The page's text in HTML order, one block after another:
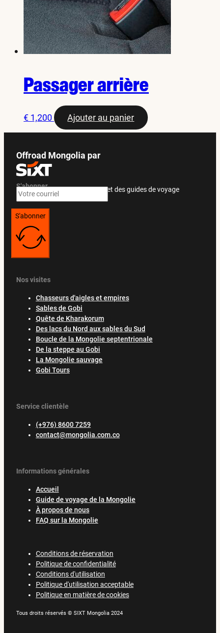
Passager arrière
€ 1,200 Ajouter au panier
Offroad Mongolia par
S'abonner
Recevez des offres exclusives et des guides de voyage
S'abonner
Nos visites
Chasseurs d'aigles et empires
Sables de Gobi
Quête de Kharakorum
Des lacs du Nord aux sables du Sud
Boucle de la Mongolie septentrionale
De la steppe au Gobi
La Mongolie sauvage
Gobi Tours
Service clientèle
(+976) 8600 7259
contact@mongolia.com.co
Informations générales
Accueil
Guide de voyage de la Mongolie
À propos de nous
FAQ sur la Mongolie
Conditions de réservation
Politique de confidentialité
Conditions d'utilisation
Politique d'utilisation acceptable
Politique en matière de cookies
Tous droits réservés © SIXT Mongolia 2024